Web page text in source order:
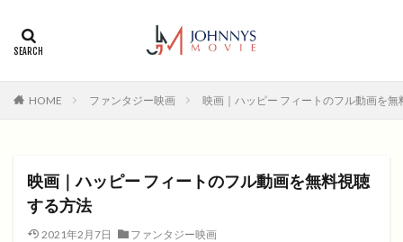
HOME ファンタジー映画 映画｜ハッピー フィートのフル動画を無
映画｜ハッピー フィートのフル動画を無料視聴
する方法
2021年2月7日 ファンタジー映画
2018年
SF アクション
アニメ